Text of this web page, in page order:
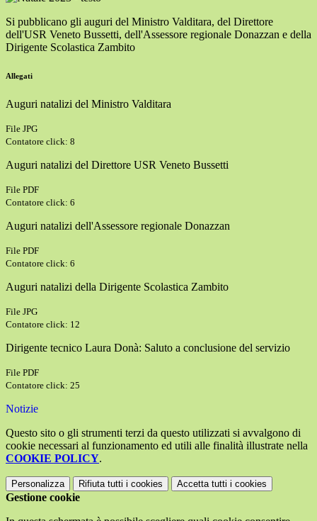
Si pubblicano gli auguri del Ministro Valditara, del Direttore
dell'USR Veneto Bussetti, dell'Assessore regionale Donazzan e della
Dirigente Scolastica Zambito
Allegati
Auguri natalizi del Ministro Valditara
File JPG
Contatore click: 8
Auguri natalizi del Direttore USR Veneto Bussetti
File PDF
Contatore click: 6
Auguri natalizi dell'Assessore regionale Donazzan
File PDF
Contatore click: 6
Auguri natalizi della Dirigente Scolastica Zambito
File JPG
Contatore click: 12
Dirigente tecnico Laura Donà: Saluto a conclusione del servizio
File PDF
Contatore click: 25
Notizie
Questo sito o gli strumenti terzi da questo utilizzati si avvalgono di
cookie necessari al funzionamento ed utili alle finalità illustrate nella
COOKIE POLICY.
Personalizza Rifiuta tutti i cookies Accetta tutti i cookies
Gestione cookie